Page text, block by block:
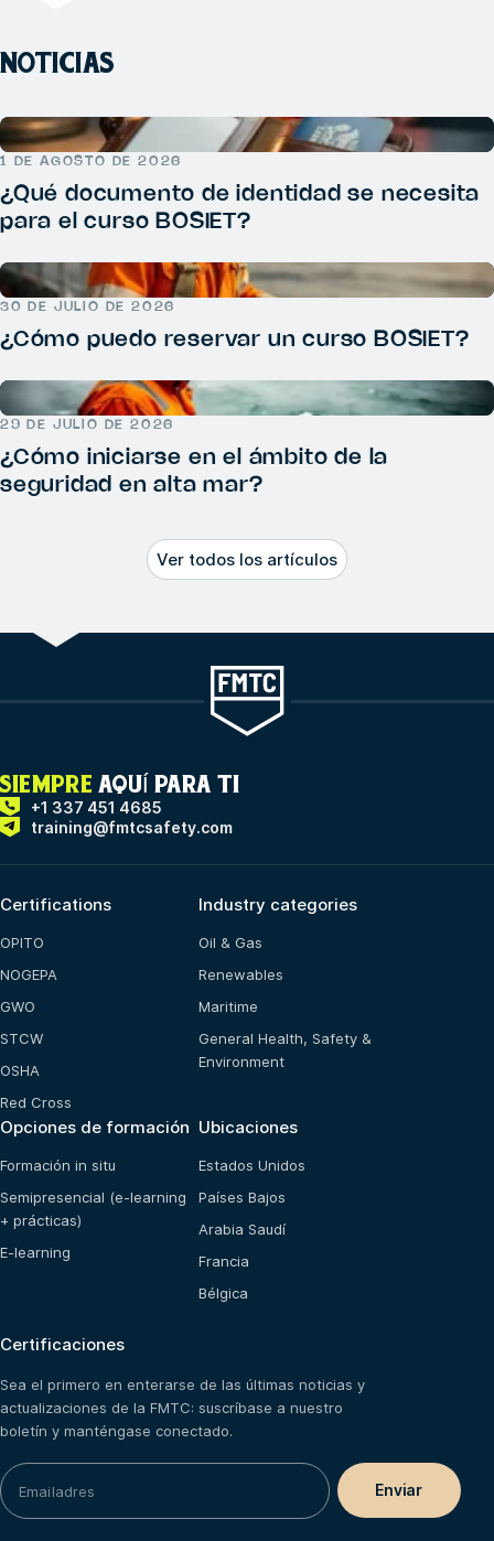
NOTICIAS
1 DE AGOSTO DE 2026
¿Qué documento de identidad se necesita
para el curso BOSIET?
30 DE JULIO DE 2026
¿Cómo puedo reservar un curso BOSIET?
29 DE JULIO DE 2026
¿Cómo iniciarse en el ámbito de la
seguridad en alta mar?
Ver todos los artículos
SIEMPRE AQUÍ PARA TI
+1 337 451 4685
training@fmtcsafety.com
Certifications
OPITO
NOGEPA
GWO
STCW
OSHA
Red Cross
Industry categories
Oil & Gas
Renewables
Maritime
General Health, Safety &
Environment
Opciones de formación
Formación in situ
Semipresencial (e-learning
+ prácticas)
E-learning
Ubicaciones
Estados Unidos
Países Bajos
Arabia Saudí
Francia
Bélgica
Certificaciones
Sea el primero en enterarse de las últimas noticias y
actualizaciones de la FMTC: suscríbase a nuestro
boletín y manténgase conectado.